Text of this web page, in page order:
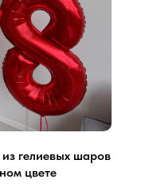
гелиевых шаров
цвете